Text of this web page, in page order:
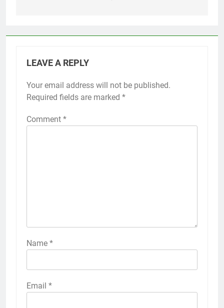
LEAVE A REPLY
Your email address will not be published.
Required fields are marked *
Comment *
Name *
Email *